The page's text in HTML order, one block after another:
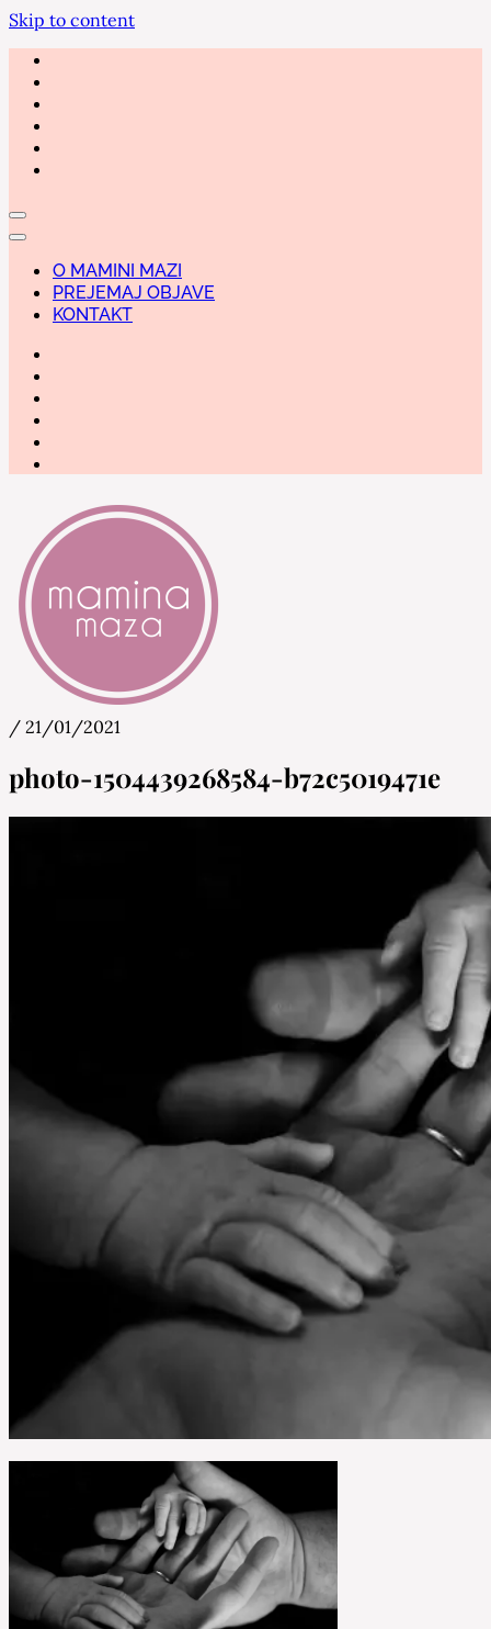
Skip to content
O MAMINI MAZI
PREJEMAJ OBJAVE
KONTAKT
Mamina Maza
/ 21/01/2021
photo-1504439268584-b72c5019471e